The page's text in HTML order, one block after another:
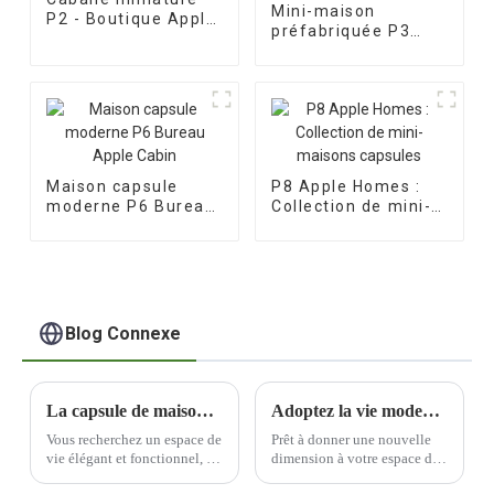
P2 - Boutique Apple
Mini-maison
préfabriquée P3
Maison capsule
moderne P6 Bureau
P8 Apple Homes :
Collection de mini-
Blog Connexe
La capsule de maison préfabriquée portable ultime : une vie élégante et pratique
Vous recherchez un espace de
vie élégant et fonctionnel, à
Adoptez la vie moderne avec une capsule spatiale
Prêt à donner une nouvelle
dimension à votre espace de